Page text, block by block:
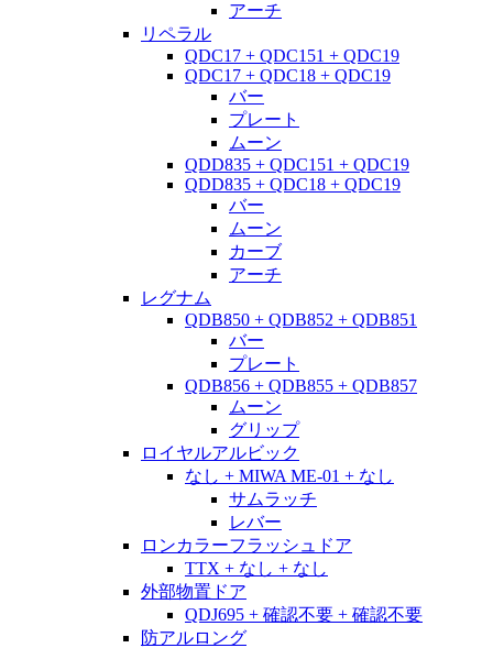
アーチ
リペラル
QDC17 + QDC151 + QDC19
QDC17 + QDC18 + QDC19
バー
プレート
ムーン
QDD835 + QDC151 + QDC19
QDD835 + QDC18 + QDC19
バー
ムーン
カーブ
アーチ
レグナム
QDB850 + QDB852 + QDB851
バー
プレート
QDB856 + QDB855 + QDB857
ムーン
グリップ
ロイヤルアルビック
なし + MIWA ME-01 + なし
サムラッチ
レバー
ロンカラーフラッシュドア
TTX + なし + なし
外部物置ドア
QDJ695 + 確認不要 + 確認不要
防アルロング